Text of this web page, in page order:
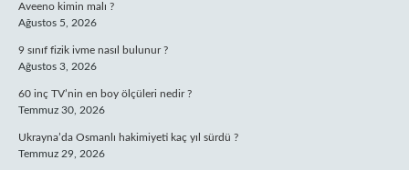
Aveeno kimin malı ?
Ağustos 5, 2026
9 sınıf fizik ivme nasıl bulunur ?
Ağustos 3, 2026
60 inç TV’nin en boy ölçüleri nedir ?
Temmuz 30, 2026
Ukrayna’da Osmanlı hakimiyeti kaç yıl sürdü ?
Temmuz 29, 2026